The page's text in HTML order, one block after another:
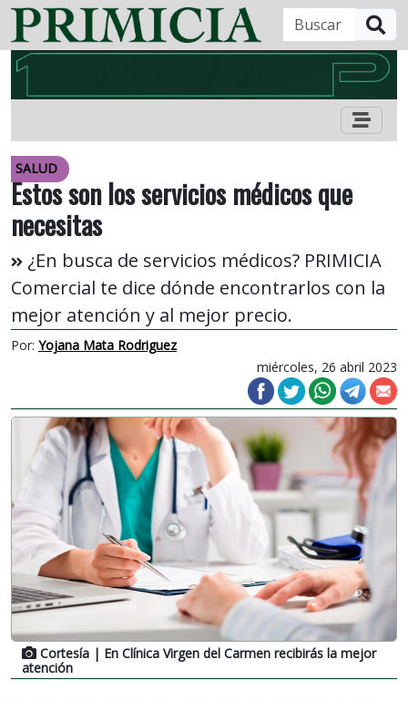
SALUD
Estos son los servicios médicos que
necesitas
¿En busca de servicios médicos? PRIMICIA
Comercial te dice dónde encontrarlos con la
mejor atención y al mejor precio.
Por: Yojana Mata Rodriguez
miércoles, 26 abril 2023
Cortesía | En Clínica Virgen del Carmen recibirás la mejor
atención